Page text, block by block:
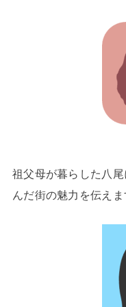
祖父母が暮らした八
んだ街の魅力を伝えま